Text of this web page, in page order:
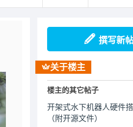
撰写新
关于楼主
楼主的其它帖子
开架式水下机器人硬件
（附开源文件）